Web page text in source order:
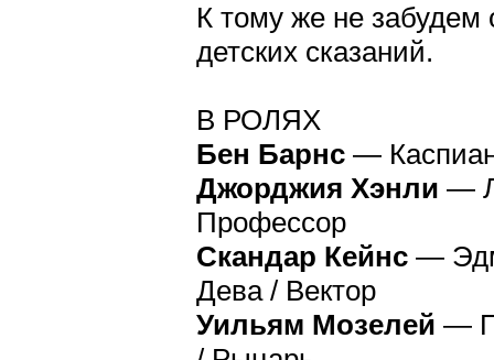
К тому же не
детских сказаний.
В РОЛЯХ
Бен Барнс —
Джорджия Хэнли —
Профессор
Скандар Кейнс —
Дева / Вектор
Уильям Мозелей —